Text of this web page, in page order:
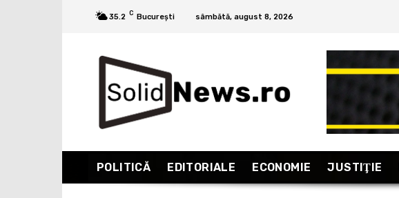
35.2 C București sâmbătă, august 8, 2026
POLITICĂ EDITORIALE ECONOMIE JUSTIŢIE